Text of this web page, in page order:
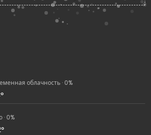
облачность · 0%
· 0%